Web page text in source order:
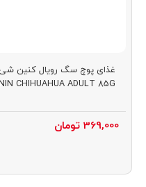
غذای پوچ سگ رویال کنین شی
CHIHUAHUA ADULT 85G
369,000 تومان